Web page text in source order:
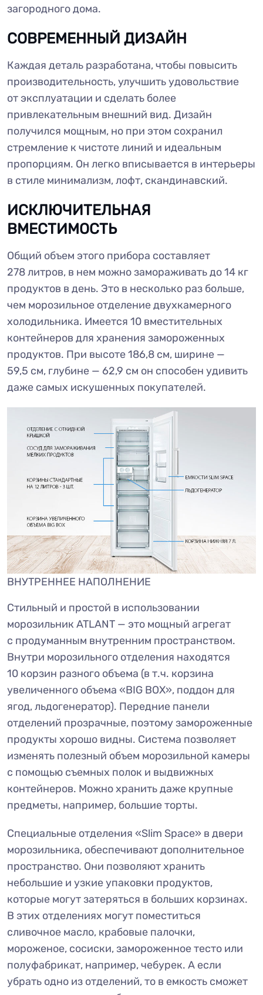
загородного дома.
СОВРЕМЕННЫЙ ДИЗАЙН
Каждая деталь разработана, чтобы повысить
производительность, улучшить удовольствие
от эксплуатации и сделать более
привлекательным внешний вид. Дизайн
получился мощным, но при этом сохранил
стремление к чистоте линий и идеальным
пропорциям. Он легко вписывается в интерьеры
в стиле минимализм, лофт, скандинавский.
ИСКЛЮЧИТЕЛЬНАЯ
ВМЕСТИМОСТЬ
Общий объем этого прибора составляет
278 литров, в нем можно замораживать до 14 кг
продуктов в день. Это в несколько раз больше,
чем морозильное отделение двухкамерного
холодильника. Имеется 10 вместительных
контейнеров для хранения замороженных
продуктов. При высоте 186,8 см, ширине —
59,5 см, глубине — 62,9 см он способен удивить
даже самых искушенных покупателей.
ВНУТРЕННЕЕ НАПОЛНЕНИЕ
Стильный и простой в использовании
морозильник ATLANT — это мощный агрегат
с продуманным внутренним пространством.
Внутри морозильного отделения находятся
10 корзин разного объема (в т.ч. корзина
увеличенного объема «BIG BOX», поддон для
ягод, льдогенератор). Передние панели
отделений прозрачные, поэтому замороженные
продукты хорошо видны. Система позволяет
изменять полезный объем морозильной камеры
с помощью съемных полок и выдвижных
контейнеров. Можно хранить даже крупные
предметы, например, большие торты.
Специальные отделения «Slim Space» в двери
морозильника, обеспечивают дополнительное
пространство. Они позволяют хранить
небольшие и узкие упаковки продуктов,
которые могут затеряться в больших корзинах.
В этих отделениях могут поместиться
сливочное масло, крабовые палочки,
мороженое, сосиски, замороженное тесто или
полуфабрикат, например, чебурек. А если
убрать одно из отделений, то в емкость сможет